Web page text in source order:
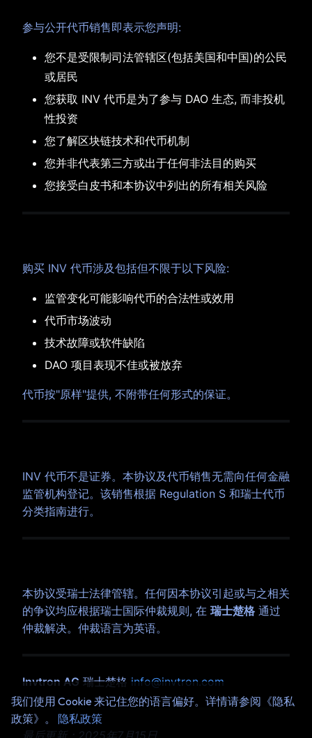
参与公开代币销售即表示您声明:
您不是受限制司法管辖区(包括美国和中国)的公民
或居民
您获取 INV 代币是为了参与 DAO 生态, 而非投机
性投资
您了解区块链技术和代币机制
您并非代表第三方或出于任何非法目的购买
您接受白皮书和本协议中列出的所有相关风险
购买 INV 代币涉及包括但不限于以下风险:
监管变化可能影响代币的合法性或效用
代币市场波动
技术故障或软件缺陷
DAO 项目表现不佳或被放弃
代币按"原样"提供, 不附带任何形式的保证。
INV 代币不是证券。本协议及代币销售无需向任何金融
监管机构登记。该销售根据 Regulation S 和瑞士代币
分类指南进行。
本协议受瑞士法律管辖。任何因本协议引起或与之相关
的争议均应根据瑞士国际仲裁规则, 在 瑞士楚格通过
仲裁解决。仲裁语言为英语。
Invtron AG 瑞士楚格 info@invtron.com
最后更新：2025年7月15日
我们使用 Cookie 来记住您的语言偏好。详情请参阅《隐私
政策》。
隐私政策